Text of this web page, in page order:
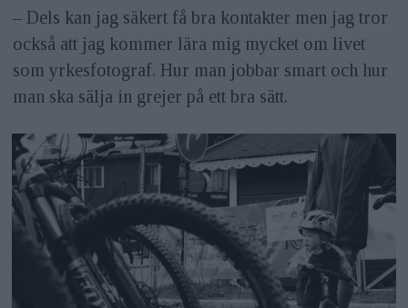
– Dels kan jag säkert få bra kontakter men jag tror
också att jag kommer lära mig mycket om livet
som yrkesfotograf. Hur man jobbar smart och hur
man ska sälja in grejer på ett bra sätt.